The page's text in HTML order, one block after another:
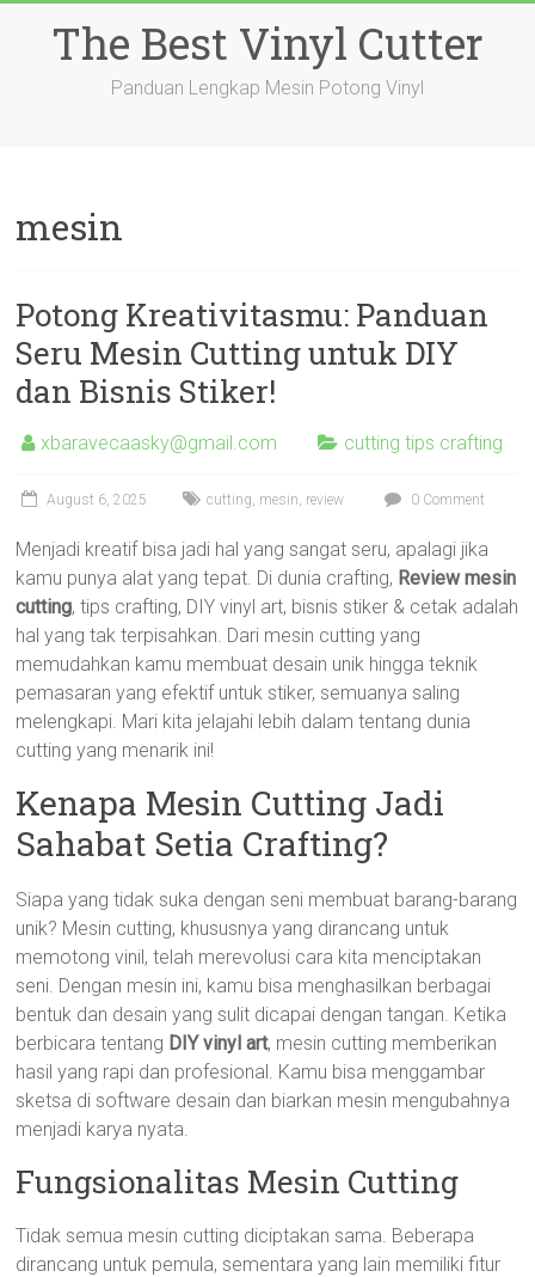
contentThe Best Vinyl Cutter
Panduan Lengkap Mesin Potong Vinyl
mesin
Potong Kreativitasmu: Panduan
Seru Mesin Cutting untuk DIY
dan Bisnis Stiker!
xbaravecaasky@gmail.com cutting tips crafting
August 6, 2025 cutting, mesin, review 0 Comment
Menjadi kreatif bisa jadi hal yang sangat seru, apalagi jika
kamu punya alat yang tepat. Di dunia crafting, Review mesin
cutting, tips crafting, DIY vinyl art, bisnis stiker & cetak adalah
hal yang tak terpisahkan. Dari mesin cutting yang
memudahkan kamu membuat desain unik hingga teknik
pemasaran yang efektif untuk stiker, semuanya saling
melengkapi. Mari kita jelajahi lebih dalam tentang dunia
cutting yang menarik ini!
Kenapa Mesin Cutting Jadi
Sahabat Setia Crafting?
Siapa yang tidak suka dengan seni membuat barang-barang
unik? Mesin cutting, khususnya yang dirancang untuk
memotong vinil, telah merevolusi cara kita menciptakan
seni. Dengan mesin ini, kamu bisa menghasilkan berbagai
bentuk dan desain yang sulit dicapai dengan tangan. Ketika
berbicara tentang DIY vinyl art, mesin cutting memberikan
hasil yang rapi dan profesional. Kamu bisa menggambar
sketsa di software desain dan biarkan mesin mengubahnya
menjadi karya nyata.
Fungsionalitas Mesin Cutting
Tidak semua mesin cutting diciptakan sama. Beberapa
dirancang untuk pemula, sementara yang lain memiliki fitur